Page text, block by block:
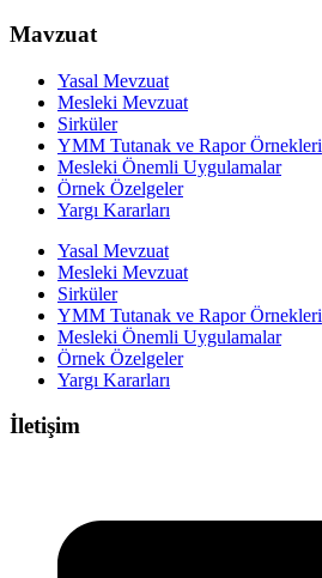
Mavzuat
Yasal Mevzuat
Mesleki Mevzuat
Sirküler
YMM Tutanak ve Rapor Örnekleri
Mesleki Önemli Uygulamalar
Örnek Özelgeler
Yargı Kararları
Yasal Mevzuat
Mesleki Mevzuat
Sirküler
YMM Tutanak ve Rapor Örnekleri
Mesleki Önemli Uygulamalar
Örnek Özelgeler
Yargı Kararları
İletişim